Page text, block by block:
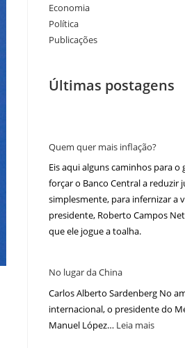
Economia
Política
Publicações
Últimas postagens
Quem quer mais inflação?
Eis aqui alguns caminhos para o
forçar o Banco Central a reduzir
simplesmente, para infernizar a
presidente, Roberto Campos
que ele jogue a toalha.
No lugar da China
Carlos Alberto Sardenberg No
internacional, o presidente do
Manuel López… Leia mais